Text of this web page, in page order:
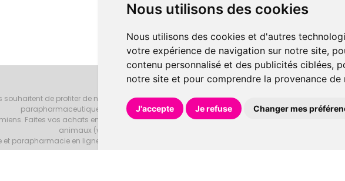
Nous utilisons des cookies
Nous utilisons des cookies et d'autres
votre expérience de navigation sur notre site,
contenu personnalisé et des publicités ciblées,
notre site et pour comprendre la provenance de
J'accepte Je refuse Changer mes
de profiter de notre accueil, de nos conseils pharmaceutiques, orthopédiques,
parapharmaceutiques, beauté et bien-être.
Faites vos achats en ligne grâce à un choix de 20000 références en pharmacie,
animaux (vétérinaire).
parapharmacie en ligne et venez les retirer au drive ou vous les faire livrer à domicile.